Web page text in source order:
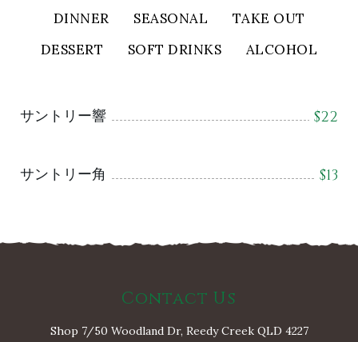
DINNER
SEASONAL
TAKE OUT
DESSERT
SOFT DRINKS ALCOHOL
$22
サントリー響
$13
サントリー角
Contact Us
Shop 7/50 Woodland Dr, Reedy Creek QLD 4227